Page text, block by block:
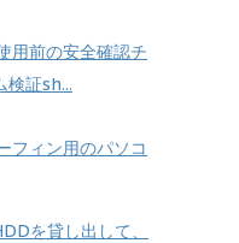
用前の安全確認チ
検証sh...
フィン用のパソコ
を貸し出して、